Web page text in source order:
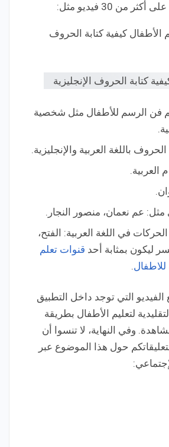
من 30 فيديو مثل:
الأطفال كيفية كتابة الحروف
فن الرسم للأطفال مثل شخصية
الحروف باللغة العربية والإنجليزية.
العربية.
مثل: عم نعمان، منصور النجار.
الحركات في اللغة العربية: الفتح،
ليكون بمثابة أحد قنوات تعلم
للاطفال.
التي توجد داخل التطبيق
لتعليم الأطفال بطريقة
وفي النهاية، لا تنسوا أن
بتعليقاتكم حول هذا الموضوع عبر